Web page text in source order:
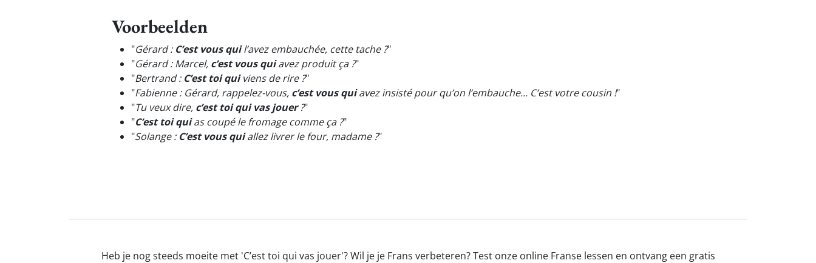
Voorbeelden
"Gérard : C’est vous quil’avez embauchée, cette tache ?"
"Gérard : Marcel, c’est vous quiavez produit ça ?"
"Bertrand : C’est toi quiviens de rire ?"
"Fabienne : Gérard, rappelez-vous, c’est vous quiavez insisté pour qu’on l’embauche... C’est votre cousin !"
"Tu veux dire, c’est toi qui vas jouer?"
"C’est toi quias coupé le fromage comme ça ?"
"Solange : C’est vous quiallez livrer le four, madame ?"
Heb je nog steeds moeite met 'C’est toi qui vas jouer'? Wil je je Frans verbeteren? Test onze online Franse lessen en ontvang een gratis